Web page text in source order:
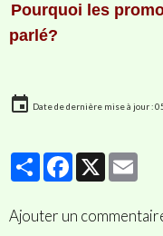
Pourquoi les
parlé?
Date de dernière mise à jour :
PartagerFacebook
X
Ajouter un